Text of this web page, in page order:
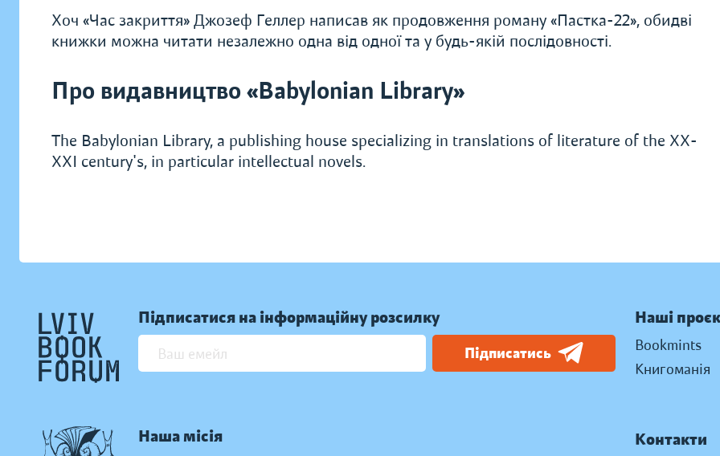
Хоч «Час закриття» Джозеф Геллер написав як продовження роману «Пастка-22», обидві
книжки можна читати незалежно одна від одної та у будь-якій послідовності.
Про видавництво «Babylonian Library»
The Babylonian Library, a publishing house specializing in translations of literature of the XX-
XXI century's, in particular intellectual novels.
Підписатися на інформаційну розсилку
Підписатись
Наша місія
Наші
Bookmints
Книгоманія
Контакти